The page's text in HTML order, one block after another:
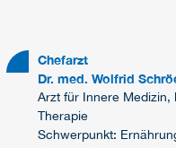
Chefarzt
Dr. med. Wolfrid
Arzt für Innere Medizin,
Therapie
Schwerpunkt: